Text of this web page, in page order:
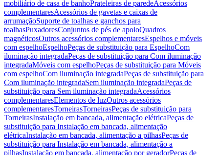
mobiliário de casa de banhoPrateleiras de paredeAcessórios
complementaresAcessórios de gavetas e caixas de
arrumaçãoSuporte de toalhas e ganchos para
toalhasPuxadoresConjuntos de pés de apoioQuadros
magnéticosOutros acessórios complementaresEspelhos e móveis
com espelhoEspelhoPeças de substituição para EspelhoCom
iluminação integradaPeças de substituição para Com iluminação
integradaMóveis com espelhoPeças de substituição para Móveis
com espelhoCom iluminação integradaPeças de substituição para
Com iluminação integradaSem iluminação integradaPeças de
substituição para Sem iluminação integradaAcessórios
complementaresElementos de luzOutros acessórios
complementaresTorneirasTorneirasPeças de substituição para
TorneirasInstalação em bancada, alimentação elétricaPeças de
substituição para Instalação em bancada, alimentação
elétricaInstalação em bancada, alimentação a pilhasPeças de
substituição para Instalação em bancada, alimentação a
pilhasInstalação em bancada, alimentação por geradorPeças de